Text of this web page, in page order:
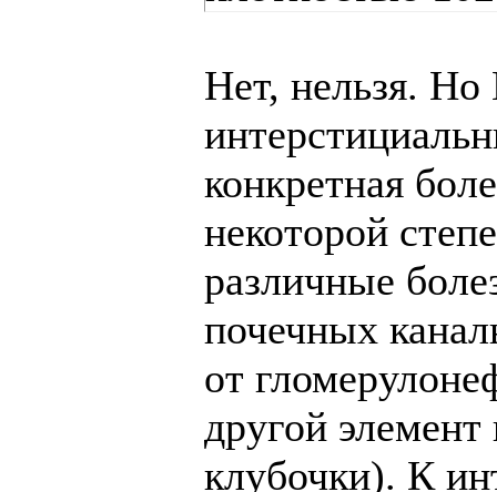
Нет, нельзя.
конкретная
некоторой
различные
почечных
от
другой
клубочки). К